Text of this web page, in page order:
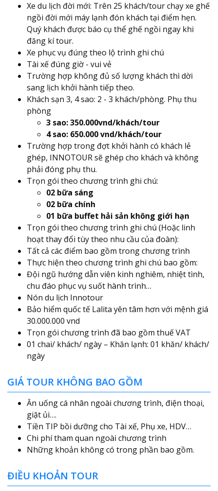
Xe du lịch đời mới: Trên 25 khách/tour chạy xe ghế
ngồi đời mới máy lạnh đón khách tại điểm hẹn.
Quý khách được báo cụ thể ghế ngồi ngay khi
đăng kí tour.
Xe phục vụ đúng theo lộ trình ghi chú
Tài xế đúng giờ - vui vẻ
Trường hợp không đủ số lượng khách thì dời
sang lịch khởi hành tiếp theo.
Khách sạn 3, 4 sao: 2 - 3 khách/phòng. Phụ thu
phòng
3 sao: 350.000vnd/khách/tour
4 sao: 650.000 vnd/khách/tour
Trường hợp trong đợt khởi hành có khách lẻ
ghép, INNOTOUR sẽ ghép cho khách và không
phải đóng phụ thu.
Trọn gói theo chương trình ghi chú:
02 bữa sáng
02 bữa chính
01 bữa buffet hải sản không giới hạn
Trọn gói theo chương trình ghi chú (Hoặc linh
hoạt thay đổi tùy theo nhu cầu của đoàn):
Tất cả các điểm bao gồm trong chương trình
Thực hiện theo chương trình ghi chú bao gồm:
Đội ngũ hướng dẫn viên kinh nghiêm, nhiệt tình,
chu đáo phục vụ suốt hành trình…
Nón du lịch Innotour
Bảo hiểm quốc tế Lalita yên tâm hơn với mệnh giá
30.000.000 vnd
Trọn gói chương trình đã bao gồm thuế VAT
01 chai/ khách/ ngày – Khăn lạnh: 01 khăn/ khách/
ngày
GIÁ TOUR KHÔNG BAO GỒM
Ăn uống cá nhân ngoài chương trình, điện thoại,
giặt ủi….
Tiền TIP bồi dưỡng cho Tài xế, Phụ xe, HDV…
Chi phí tham quan ngoài chương trình
Những khoản không có trong phần bao gồm.
ĐIỀU KHOẢN TOUR